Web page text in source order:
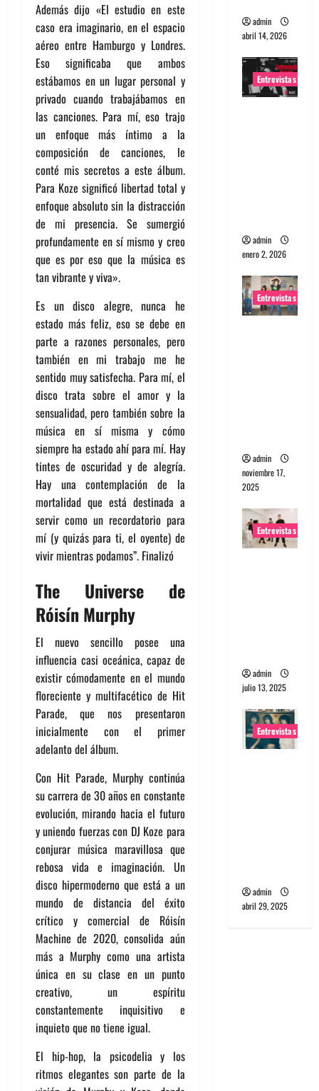
Además dijo «El estudio en este
caso era imaginario, en el espacio
aéreo entre Hamburgo y Londres.
Eso significaba que ambos
estábamos en un lugar personal y
privado cuando trabajábamos en
las canciones. Para mí, eso trajo
un enfoque más íntimo a la
composición de canciones, le
conté mis secretos a este álbum.
Para Koze significó libertad total y
enfoque absoluto sin la distracción
de mi presencia. Se sumergió
profundamente en sí mismo y creo
que es por eso que la música es
tan vibrante y viva».
Es un disco alegre, nunca he
estado más feliz, eso se debe en
parte a razones personales, pero
también en mi trabajo me he
sentido muy satisfecha. Para mí, el
disco trata sobre el amor y la
sensualidad, pero también sobre la
música en sí misma y cómo
siempre ha estado ahí para mí. Hay
tintes de oscuridad y de alegría.
Hay una contemplación de la
mortalidad que está destinada a
servir como un recordatorio para
mí (y quizás para ti, el oyente) de
vivir mientras podamos”. Finalizó
The Universe de
Róisín Murphy
El nuevo sencillo posee una
influencia casi oceánica, capaz de
existir cómodamente en el mundo
floreciente y multifacético de Hit
Parade, que nos presentaron
inicialmente con el primer
adelanto del álbum.
Con Hit Parade, Murphy continúa
su carrera de 30 años en constante
evolución, mirando hacia el futuro
y uniendo fuerzas con DJ Koze para
conjurar música maravillosa que
rebosa vida e imaginación. Un
disco hipermoderno que está a un
mundo de distancia del éxito
crítico y comercial de Róisín
Machine de 2020, consolida aún
más a Murphy como una artista
única en su clase en un punto
creativo, un espíritu
constantemente inquisitivo e
inquieto que no tiene igual.
El hip-hop, la psicodelia y los
ritmos elegantes son parte de la
admin
abril 14, 2026
Entrevistas
admin
enero 2, 2026
Entrevistas
admin
noviembre 17,
2025
Entrevistas
admin
julio 13, 2025
Entrevistas
admin
abril 29, 2025